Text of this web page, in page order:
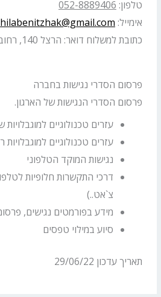
טלפון: 052-8889406
אימייל: hilabenitzhak@gmail.com
כתובת למשלוח דואר: הרצל 140, רחובות
פרסום הסדרי נגישות בחברה
פרסום הסדרי הנגישות של הארגון.
עזרים טכנולוגיים למוגבלויות
עזרים טכנולוגיים למוגבלויות
נגישות המוקד הטלפוני
צ`אט..)
מידע בפורמטים נגישים,
סיוע במילוי טפסים
תאריך עדכון 29/06/22